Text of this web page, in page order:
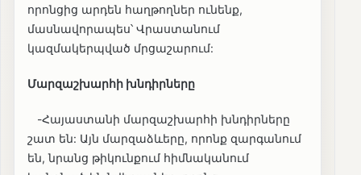
որոնցից արդեն հաղթողներ ունենք,
մասնավորապես՝ Վրաստանում
կազմակերպված մրցաշարում:
Մարզաշխարհի խնդիրները
-Հայաստանի մարզաշխարհի խնդիրները
շատ են: Այն մարզաձևերը, որոնք զարգանում
են, նրանց թիկունքում հիմնականում